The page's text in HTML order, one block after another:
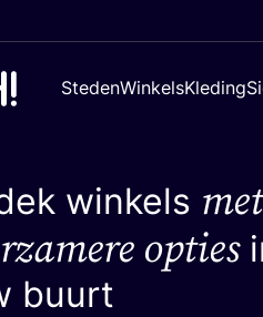
StedenWinkelsKleding
winkels met
opties
buurt